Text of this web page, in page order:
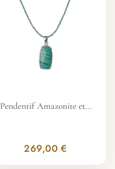
Pendentif Amazonite et...
269,00 €